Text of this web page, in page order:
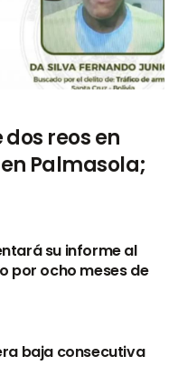
reos en
Palmasola;
su informe al
por ocho meses de
baja consecutiva